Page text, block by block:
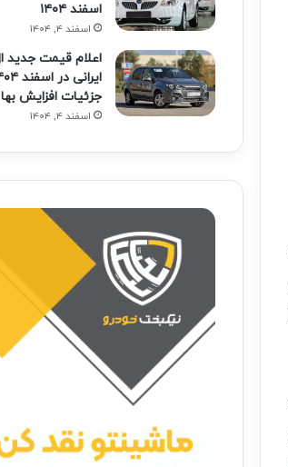
اسفند ۱۴۰۴
اسفند ۴, ۱۴۰۴
جزئیات افزایش بها
اسفند ۴, ۱۴۰۴